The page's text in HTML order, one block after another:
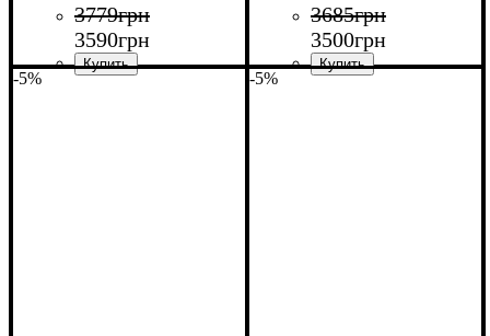
3779грн
3590грн
3685грн
3500грн
-5% -5%